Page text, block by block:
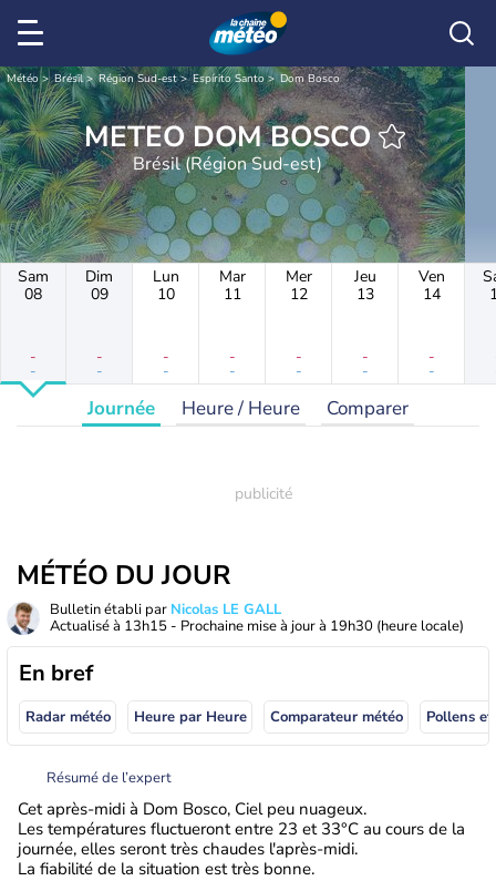
Météo Brésil Région Sud-est Espírito Santo Dom Bosco
METEO DOM BOSCO
Brésil (Région Sud-est)
Sam
08
-
-
Dim
09
-
-
Lun
10
-
-
Mar
11
-
-
Mer
12
-
-
Jeu
13
-
-
Ven
14
-
-
Journée Heure / Heure Comparer
MÉTÉO DU JOUR
Bulletin établi par Nicolas LE GALL
Actualisé à 13h15 - Prochaine mise à jour à 19h30 (heure locale)
En bref
Radar météo Heure par Heure Comparateur météo Pollens
Résumé de l’expert
Cet après-midi à Dom Bosco, Ciel peu nuageux.
Les températures fluctueront entre 23 et 33°C au cours de la
journée, elles seront très chaudes l'après-midi.
La fiabilité de la situation est très bonne.